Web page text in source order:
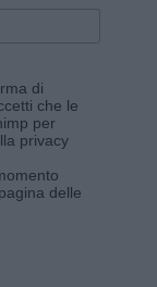
di
che le
per
privacy
delle